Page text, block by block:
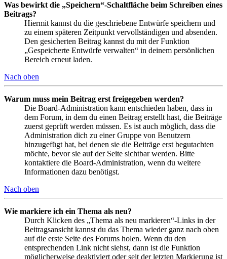
Was bewirkt die „Speichern“-Schaltfläche beim Schreiben eines
Beitrags?
Hiermit kannst du die geschriebene Entwürfe speichern und
zu einem späteren Zeitpunkt vervollständigen und absenden.
Den gesicherten Beitrag kannst du mit der Funktion
„Gespeicherte Entwürfe verwalten“ in deinem persönlichen
Bereich erneut laden.
Nach oben
Warum muss mein Beitrag erst freigegeben werden?
Die Board-Administration kann entschieden haben, dass in
dem Forum, in dem du einen Beitrag erstellt hast, die Beiträge
zuerst geprüft werden müssen. Es ist auch möglich, dass die
Administration dich zu einer Gruppe von Benutzern
hinzugefügt hat, bei denen sie die Beiträge erst begutachten
möchte, bevor sie auf der Seite sichtbar werden. Bitte
kontaktiere die Board-Administration, wenn du weitere
Informationen dazu benötigst.
Nach oben
Wie markiere ich ein Thema als neu?
Durch Klicken des „Thema als neu markieren“-Links in der
Beitragsansicht kannst du das Thema wieder ganz nach oben
auf die erste Seite des Forums holen. Wenn du den
entsprechenden Link nicht siehst, dann ist die Funktion
möglicherweise deaktiviert oder seit der letzten Markierung ist